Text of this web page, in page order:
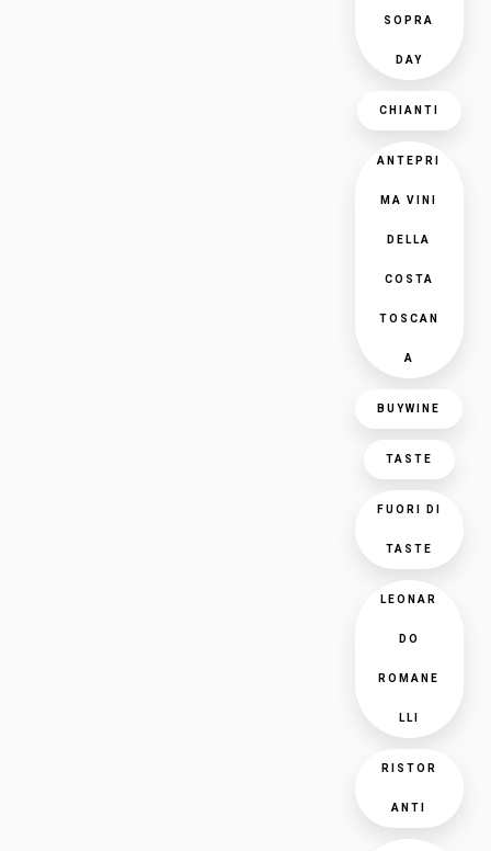
SOPRA
DAY
CHIANTI
ANTEPRI
MA VINI
DELLA
COSTA
TOSCAN
A
BUYWINE
TASTE
FUORI DI
TASTE
LEONAR
DO
ROMANE
LLI
RISTOR
ANTI